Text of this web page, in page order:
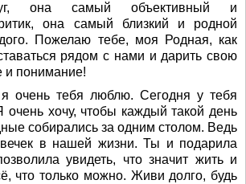
она самый объективный и
она самый близкий и родной
Пожелаю тебе, моя Родная, как
рядом с нами и дарить свою
и понимание!
очень тебя люблю. Сегодня у тебя
хочу, чтобы каждый такой день
собирались за одним столом. Ведь
в нашей жизни. Ты и подарила
увидеть, что значит жить и
что только можно. Живи долго, будь